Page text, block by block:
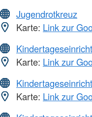
Jugendrotkreuz
Karte: Link zur
Karte: Link zur
Karte: Link zur